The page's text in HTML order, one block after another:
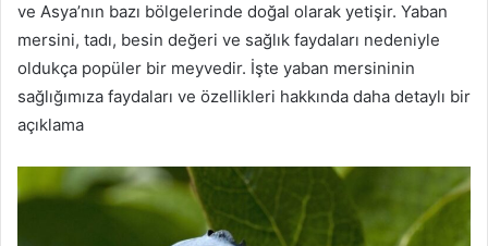
ve Asya’nın bazı bölgelerinde doğal olarak yetişir. Yaban
mersini, tadı, besin değeri ve sağlık faydaları nedeniyle
oldukça popüler bir meyvedir. İşte yaban mersininin
sağlığımıza faydaları ve özellikleri hakkında daha detaylı bir
açıklama